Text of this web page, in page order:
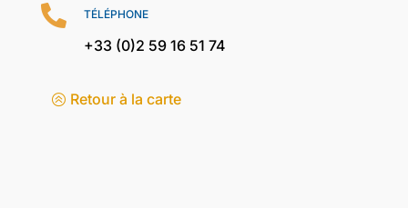
 TÉLÉPHONE
+33 (0)2 59 16 51 74
Retour à la carte